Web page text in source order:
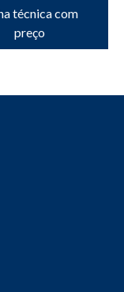
técnica com
preço